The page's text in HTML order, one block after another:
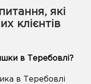
які
клієнтів
в Теребовлі?
в Теребовлі